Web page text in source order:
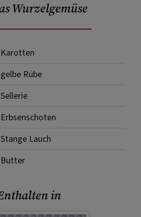
Wurzelgemüse
Karotten
gelbe Rübe
Sellerie
Erbsenschoten
Stange Lauch
Butter
in